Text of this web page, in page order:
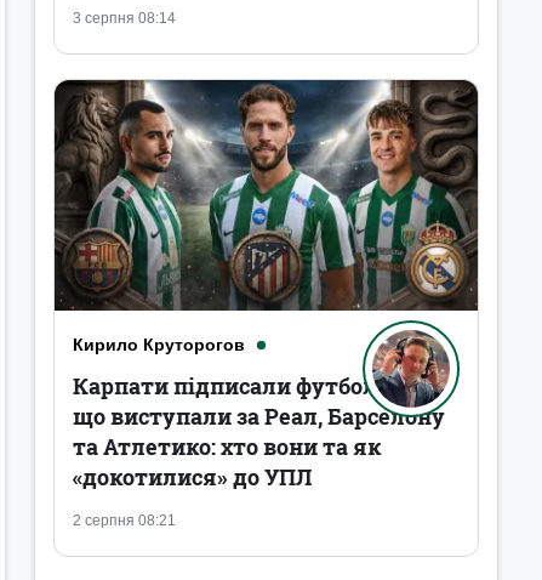
3 серпня 08:14
Кирило Круторогов
2 серпня 08:21
Карпати підписали футболістів,
що виступали за Реал, Барселону
та Атлетико: хто вони та як
«докотилися» до УПЛ